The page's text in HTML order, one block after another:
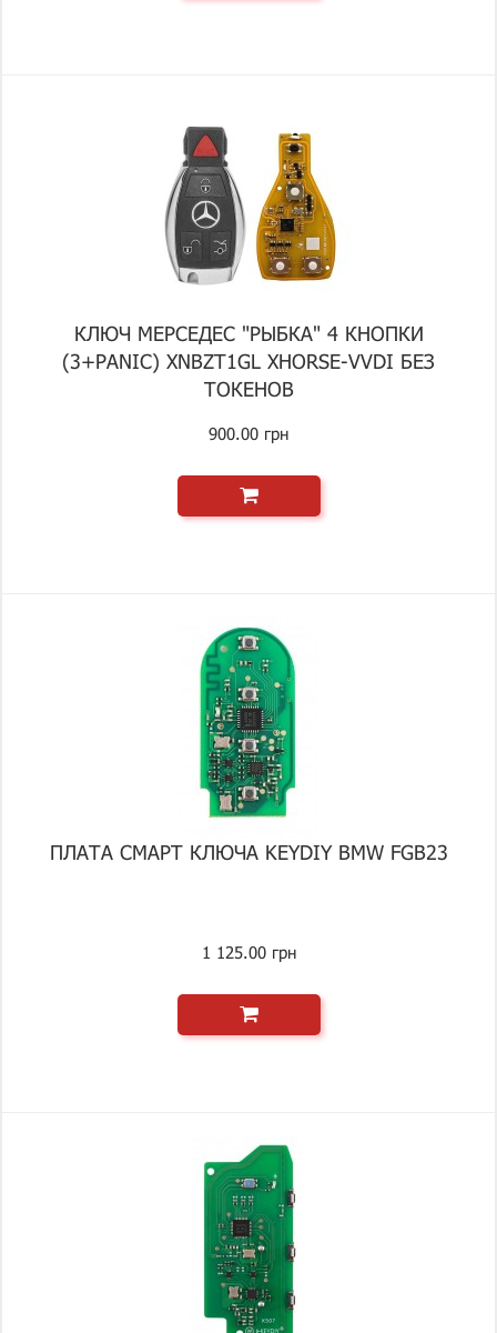
КЛЮЧ МЕРСЕДЕС "РЫБКА" 4 КНОПКИ
(3+PANIC) XNBZT1GL XHORSE-VVDI БЕЗ
ТОКЕНОВ
900.00 грн
ПЛАТА СМАРТ КЛЮЧА KEYDIY BMW FGB23
1 125.00 грн